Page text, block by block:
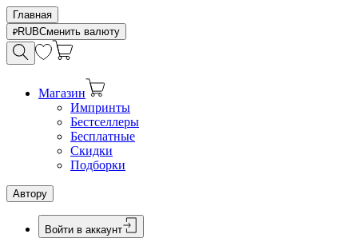
Главная
RUBСменить валюту
Магазин
Импринты
Бестселлеры
Бесплатные
Скидки
Подборки
Автору
Войти в аккаунт